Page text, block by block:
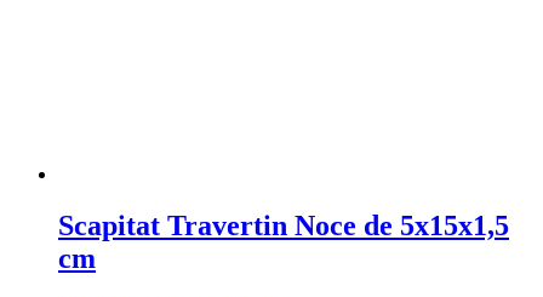
Scapitat Travertin Noce de 5x15x1,5
cm